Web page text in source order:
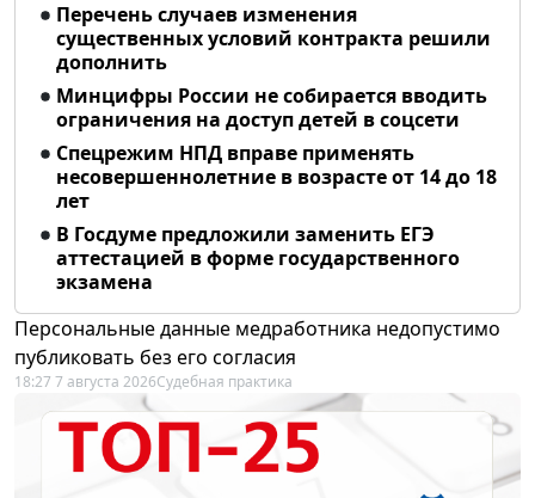
Перечень случаев изменения
существенных условий контракта решили
дополнить
Минцифры России не собирается вводить
ограничения на доступ детей в соцсети
Спецрежим НПД вправе применять
несовершеннолетние в возрасте от 14 до 18
лет
В Госдуме предложили заменить ЕГЭ
аттестацией в форме государственного
экзамена
Персональные данные медработника недопустимо
публиковать без его согласия
18:27 7 августа 2026Судебная практика